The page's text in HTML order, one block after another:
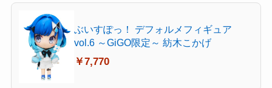
ぶいすぽっ！ デフォルメフィギュア
vol.6 ～GiGO限定～ 紡木こかげ
￥7,770